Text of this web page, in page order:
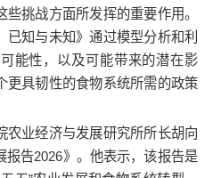
挑战方面所发挥的重要作用。
知与未知》通过模型分析和利
能性，以及可能带来的潜在影
更具韧性的食物系统所需的政策
农业经济与发展研究所所长胡向
报告2026》。他表示，该报告是